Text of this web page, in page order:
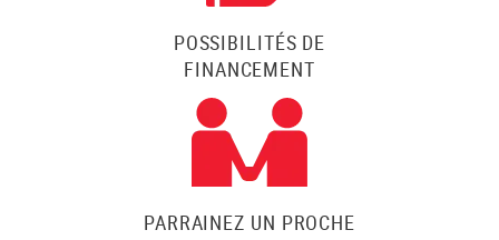
POSSIBILITÉS DE
FINANCEMENT
PARRAINEZ UN PROCHE